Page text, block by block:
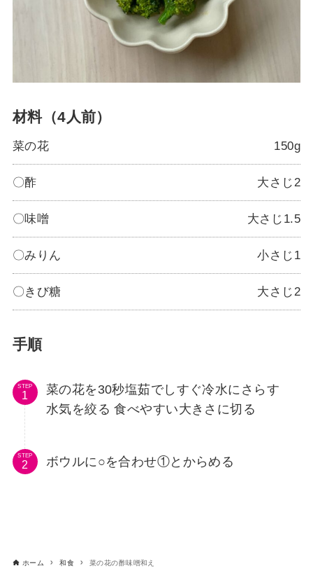
材料（4人前）
菜の花 150g
〇酢 大さじ2
〇味噌 大さじ1.5
〇みりん 小さじ1
〇きび糖 大さじ2
手順
STEP
菜の花を30秒塩茹でしすぐ冷水にさらす
水気を絞る 食べやすい大きさに切る
STEP ボウルに○を合わせ①とからめる
ホーム 和食 菜の花の酢味噌和え